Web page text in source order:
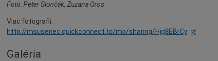
Seniori
Národnostné menšiny
Foto: Peter Glončák, Zuzana Oros
Viac fotografií:
http://msusenec.quickconnect.to/mo/sharing/Hjg8EBrCy
Galéria